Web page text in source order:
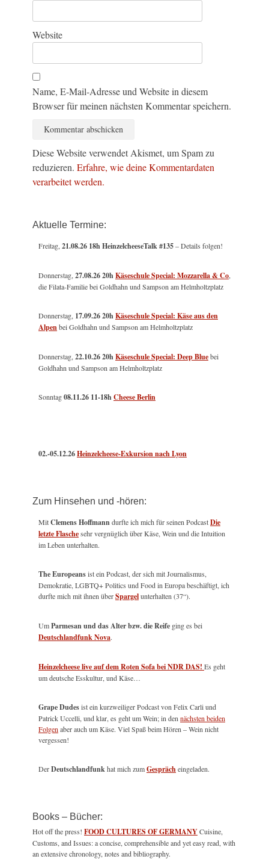
Website
Name, E-Mail-Adresse und Website in diesem
Browser für meinen nächsten Kommentar speichern.
Diese Website verwendet Akismet, um Spam zu
reduzieren. Erfahre, wie deine Kommentardaten
verarbeitet werden.
Aktuelle Termine:
Freitag,21.08.26 18h HeinzelcheeseTalk #135– Details folgen!
Donnerstag,27.08.26 20hKäseschule Special: Mozzarella & Co,
die Filata-Familie bei Goldhahn und Sampson am Helmholtzplatz
Donnerstag, 17.09.26 20hKäseschule Special: Käse aus den
Alpenbei Goldhahn und Sampson am Helmholtzplatz
Donnerstag,22.10.26 20hKäseschule Special: Deep Bluebei
Goldhahn und Sampson am Helmholtzplatz
Sonntag08.11.26 11-18hCheese Berlin
02.-05.12.26Heinzelcheese-Exkursion nach Lyon
Zum Hinsehen und -hören:
MitClemens Hoffmanndurfte ich mich für seinen PodcastDie
letzte Flaschesehr vergnüglich über Käse, Wein und die Intuition
im Leben unterhalten.
The Europeansist ein Podcast, der sich mit Journalismus,
Demokratie, LGBTQ+ Politics und Food in Europa beschäftigt, ich
durfte mich mit ihnen überSpargelunterhalten (37“).
UmParmesan und das Alter bzw. die Reife ging es bei
Deutschlandfunk Nova.
Heinzelcheese live auf dem Roten Sofa bei NDR DAS! Es geht
um deutsche Esskultur, und Käse…
Grape Dudesist ein kurzweiliger Podcast von Felix Carli und
Patrick Uccelli, und klar, es geht um Wein; in dennächsten beiden
Folgenaber auch um Käse. Viel Spaß beim Hören – Wein nicht
vergessen!
DerDeutschlandfunkhat mich zumGesprächeingeladen.
Books – Bücher:
Hot off the press! FOOD CULTURES OF GERMANYCuisine,
Customs, and Issues: a concise, comprehensible and yet easy read, with
an extensive chronology, notes and bibliography.